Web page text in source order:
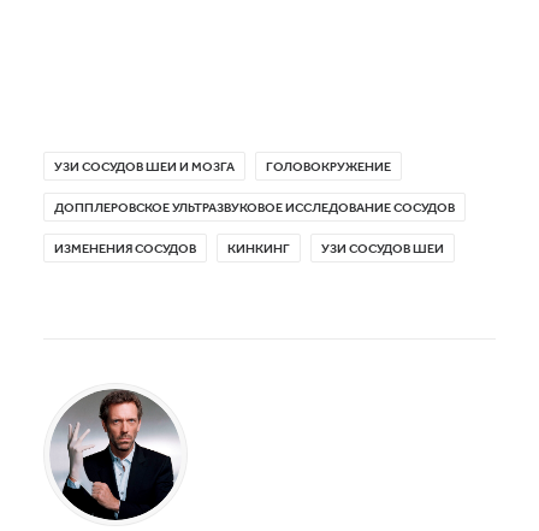
УЗИ СОСУДОВ ШЕИ И МОЗГА ГОЛОВОКРУЖЕНИЕ
ДОППЛЕРОВСКОЕ УЛЬТРАЗВУКОВОЕ ИССЛЕДОВАНИЕ СОСУДОВ
ИЗМЕНЕНИЯ СОСУДОВ КИНКИНГ УЗИ СОСУДОВ ШЕИ